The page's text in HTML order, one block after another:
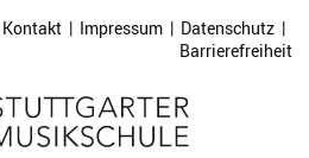
Kontakt | Impressum | Datenschutz |
Barrierefreiheit